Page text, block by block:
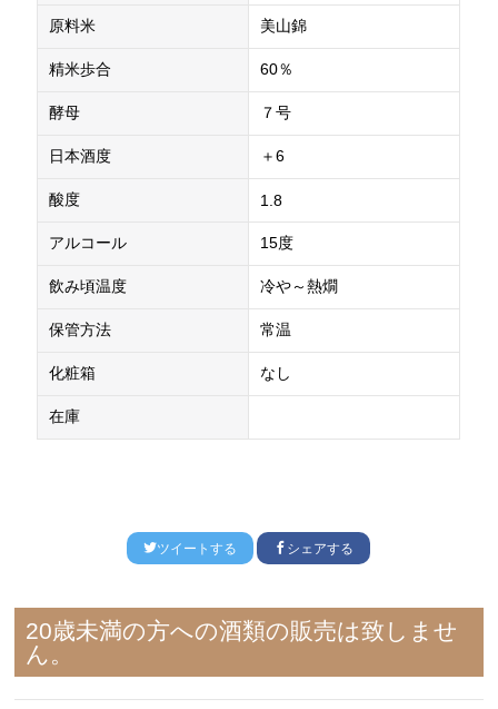
原料米 美山錦
精米歩合 60％
酵母 ７号
日本酒度 ＋6
酸度 1.8
アルコール 15度
飲み頃温度 冷や～熱燗
保管方法 常温
化粧箱 なし
在庫
ツイートする シェアする
20歳未満の方への酒類の販売は致しませ
ん。